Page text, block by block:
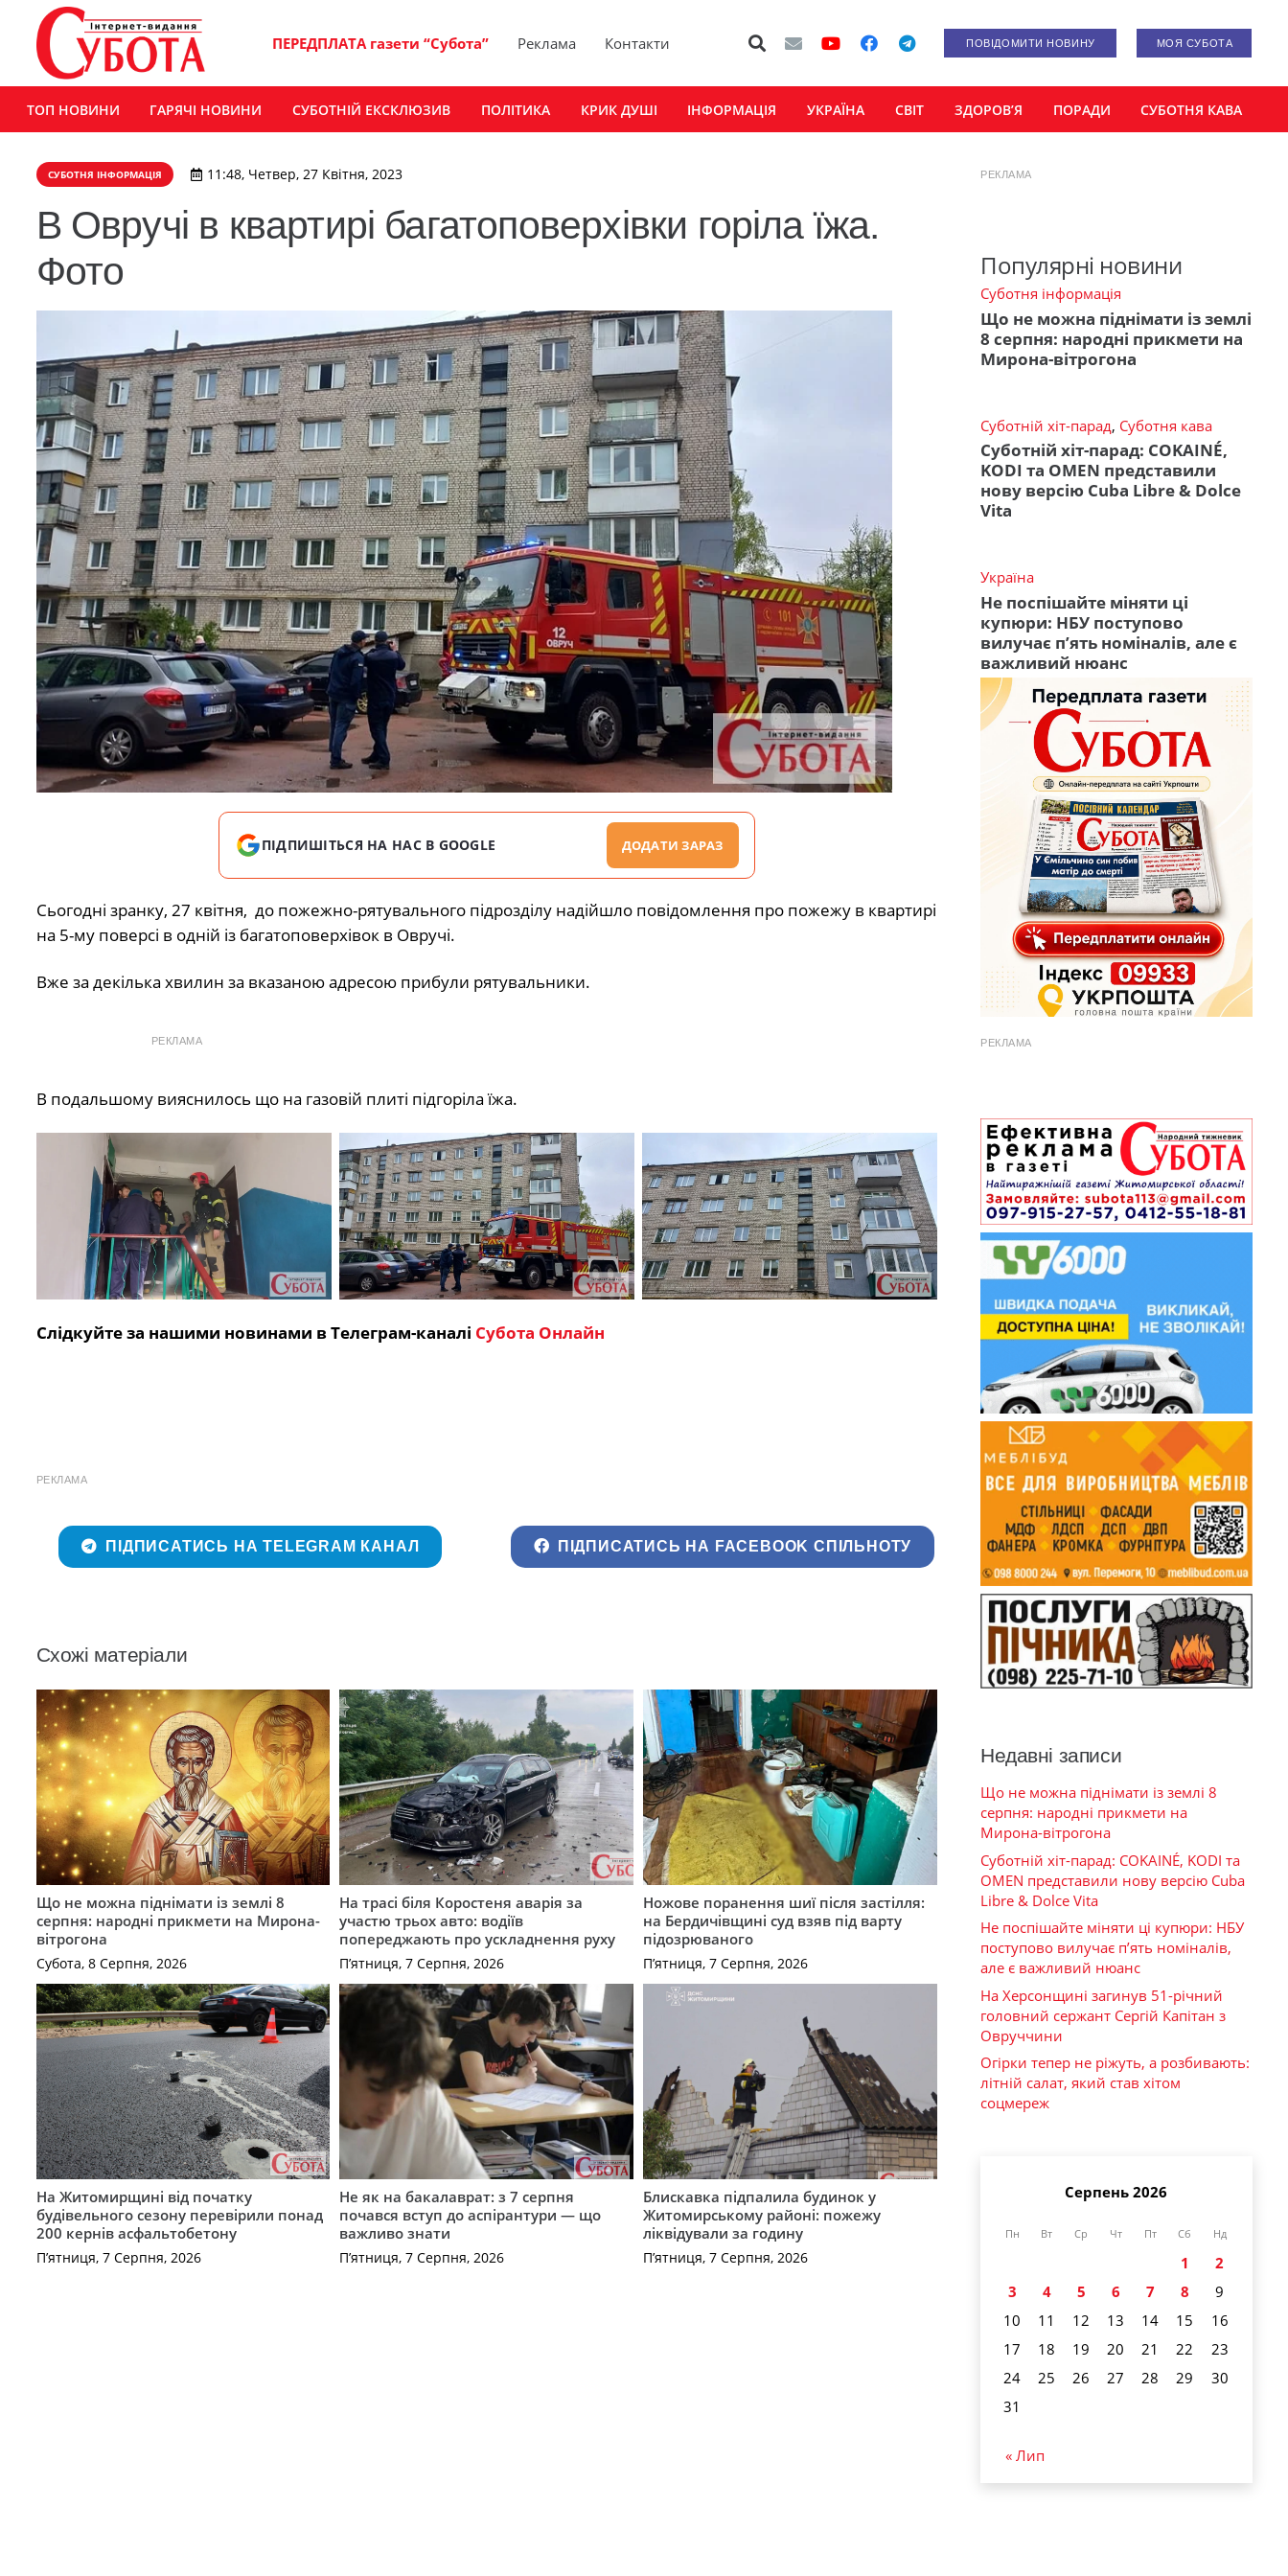
ПЕРЕДПЛАТА газети “Субота” Реклама Контакти ПОВІДОМИТИ НОВИНУ МОЯ СУБОТА
ТОП НОВИНИ ГАРЯЧІ НОВИНИ СУБОТНІЙ ЕКСКЛЮЗИВ ПОЛІТИКА КРИК ДУШІ ІНФОРМАЦІЯ УКРАЇНА СВІТ ЗДОРОВ’Я ПОРАДИ СУБОТНЯ КАВА
СУБОТНЯ ІНФОРМАЦІЯ 11:48, Четвер, 27 Квітня, 2023
В Овручі в квартирі багатоповерхівки горіла їжа.
Фото
ПІДПИШІТЬСЯ НА НАС В GOOGLE ДОДАТИ ЗАРАЗ
Сьогодні зранку, 27 квітня, до пожежно-рятувального підрозділу надійшло повідомлення про пожежу в квартирі
на 5-му поверсі в одній із багатоповерхівок в Овручі.
Вже за декілька хвилин за вказаною адресою прибули рятувальники.
РЕКЛАМА
В подальшому вияснилось що на газовій плиті підгоріла їжа.
Слідкуйте за нашими новинами в Телеграм-каналі Субота Онлайн
РЕКЛАМА
ПІДПИСАТИСЬ НА TELEGRAM КАНАЛ ПІДПИСАТИСЬ НА FACEBOOK СПІЛЬНОТУ
Схожі матеріали
Що не можна піднімати із землі 8
серпня: народні прикмети на Мирона-
вітрогона
Субота, 8 Серпня, 2026
На трасі біля Коростеня аварія за
участю трьох авто: водіїв
попереджають про ускладнення руху
П’ятниця, 7 Серпня, 2026
Ножове поранення шиї після застілля:
на Бердичівщині суд взяв під варту
підозрюваного
П’ятниця, 7 Серпня, 2026
На Житомирщині від початку
будівельного сезону перевірили понад
200 кернів асфальтобетону
П’ятниця, 7 Серпня, 2026
Не як на бакалаврат: з 7 серпня
почався вступ до аспірантури — що
важливо знати
П’ятниця, 7 Серпня, 2026
Блискавка підпалила будинок у
Житомирському районі: пожежу
ліквідували за годину
П’ятниця, 7 Серпня, 2026
РЕКЛАМА
Популярні новини
Суботня інформація
Що не можна піднімати із землі
8 серпня: народні прикмети на
Мирона-вітрогона
Суботній хіт-парад, Суботня кава
Суботній хіт-парад: COKAINÉ,
KODI та OMEN представили
нову версію Cuba Libre & Dolce
Vita
Україна
Не поспішайте міняти ці
купюри: НБУ поступово
вилучає п’ять номіналів, але є
важливий нюанс
РЕКЛАМА
Недавні записи
Що не можна піднімати із землі 8
серпня: народні прикмети на
Мирона-вітрогона
Суботній хіт-парад: COKAINÉ, KODI та
OMEN представили нову версію Cuba
Libre & Dolce Vita
Не поспішайте міняти ці купюри: НБУ
поступово вилучає п’ять номіналів,
але є важливий нюанс
На Херсонщині загинув 51-річний
головний сержант Сергій Капітан з
Овруччини
Огірки тепер не ріжуть, а розбивають:
літній салат, який став хітом
соцмереж
Серпень 2026
Пн Вт Ср Чт Пт Сб Нд
1
2
3
4 5 6 7 8
9
10
11 12 13 14 15
16
17
18 19 20 21 22
23
24
25 26 27 28 29
30
31
« Лип